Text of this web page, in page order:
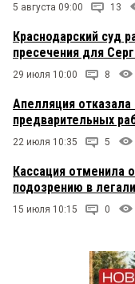
5 августа 09:00 13
Краснодарский суд
пресечения для
29 июля 10:00 8
Апелляция
предварительных
22 июля 10:35 5
Кассация отменила
подозрению в
15 июля 10:15 0